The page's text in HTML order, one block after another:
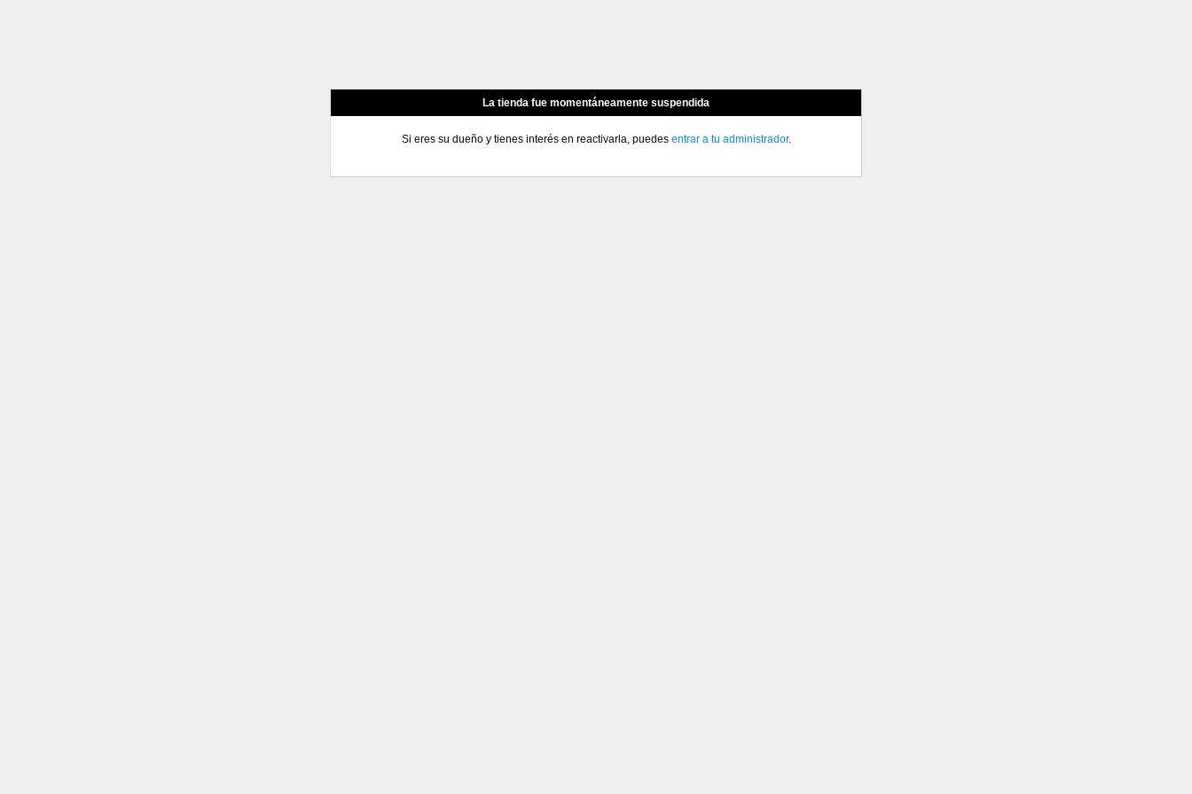
La tienda fue momentáneamente suspendida
Si eres su dueño y tienes interés en reactivarla, puedes entrar a tu administrador.